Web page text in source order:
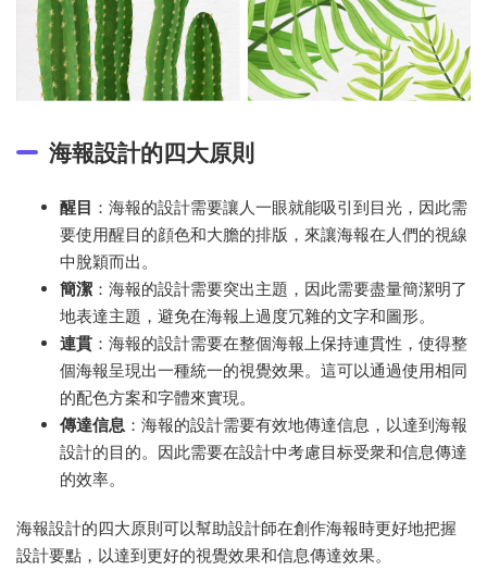
海報設計的四大原則
醒目 ：海報的設計需要讓人一眼就能吸引到目光，因此需
要使用醒目的顔色和大膽的排版，來讓海報在人們的視線
中脫穎而出。
簡潔 ：海報的設計需要突出主題，因此需要盡量簡潔明了
地表達主題，避免在海報上過度冗雜的文字和圖形。
連貫 ：海報的設計需要在整個海報上保持連貫性，使得整
個海報呈現出一種統一的視覺效果。這可以通過使用相同
的配色方案和字體來實現。
傳達信息 ：海報的設計需要有效地傳達信息，以達到海報
設計的目的。因此需要在設計中考慮目标受衆和信息傳達
的效率。
海報設計的四大原則可以幫助設計師在創作海報時更好地把握
設計要點，以達到更好的視覺效果和信息傳達效果。